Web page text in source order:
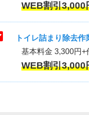
WEB割引
トイレ詰まり除去
基本料金 3,300円+
WEB割引